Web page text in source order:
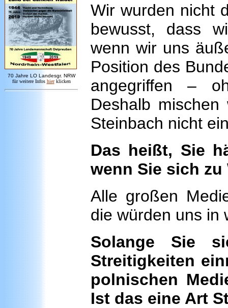
70 Jahre LO Landesgr. NRW
für weitere Infos hier klicken
Wir wurden nicht
bewusst, dass
wenn wir uns
Position des
angegriffen –
Deshalb
Steinbach nicht
Das heißt, Sie
wenn Sie sich
Alle großen
die würden uns in
Solange Sie
Streitigkeiten
polnischen
Ist das eine Art